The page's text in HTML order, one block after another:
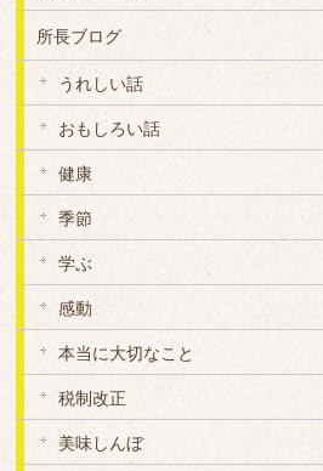
所長ブログ
うれしい話
おもしろい話
健康
季節
学ぶ
感動
本当に大切なこと
税制改正
美味しんぼ